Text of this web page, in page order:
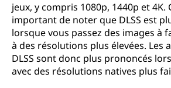
jeux, y compris 1080p, 1440p et 4K.
important de noter que DLSS est
lorsque vous passez des images à
à des résolutions plus élevées. Les
DLSS sont donc plus prononcés
avec des résolutions natives plus